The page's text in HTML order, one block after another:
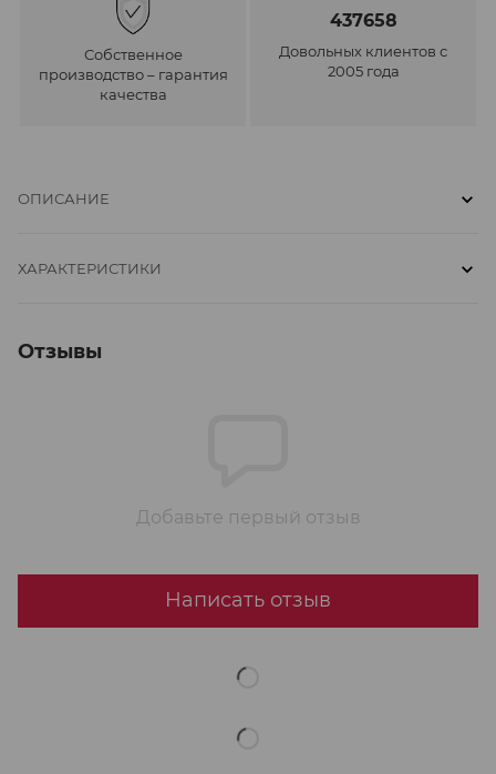
Собственное
производство – гарантия
качества
437658
Довольных клиентов с
2005 года
ОПИСАНИЕ
ХАРАКТЕРИСТИКИ
Отзывы
Добавьте первый отзыв
Написать отзыв